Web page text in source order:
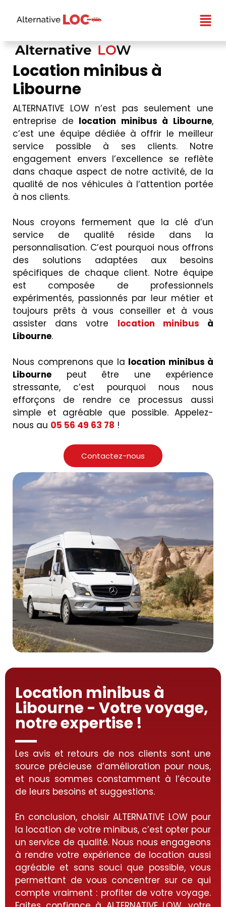
AlternativeLOW
Location minibus à
Libourne
ALTERNATIVE LOW n’est pas seulement une
entreprise de location minibus à Libourne,
c’est une équipe dédiée à offrir le meilleur
service possible à ses clients. Notre
engagement envers l’excellence se reflète
dans chaque aspect de notre activité, de la
qualité de nos véhicules à l’attention portée
à nos clients.
Nous croyons fermement que la clé d’un
service de qualité réside dans la
personnalisation. C’est pourquoi nous offrons
des solutions adaptées aux besoins
spécifiques de chaque client. Notre équipe
est composée de professionnels
expérimentés, passionnés par leur métier et
toujours prêts à vous conseiller et à vous
assister dans votre location minibus à
Libourne.
Nous comprenons que la location minibus à
Libourne peut être une expérience
stressante, c’est pourquoi nous nous
efforçons de rendre ce processus aussi
simple et agréable que possible. Appelez-
nous au 05 56 49 63 78 !
Contactez-nous
Location minibus à
Libourne - Votre voyage,
notre expertise !
Les avis et retours de nos clients sont une
source précieuse d’amélioration pour nous,
et nous sommes constamment à l’écoute
de leurs besoins et suggestions.
En conclusion, choisir ALTERNATIVE LOW pour
la location de votre minibus, c’est opter pour
un service de qualité. Nous nous engageons
à rendre votre expérience de location aussi
agréable et sans souci que possible, vous
permettant de vous concentrer sur ce qui
compte vraiment : profiter de votre voyage.